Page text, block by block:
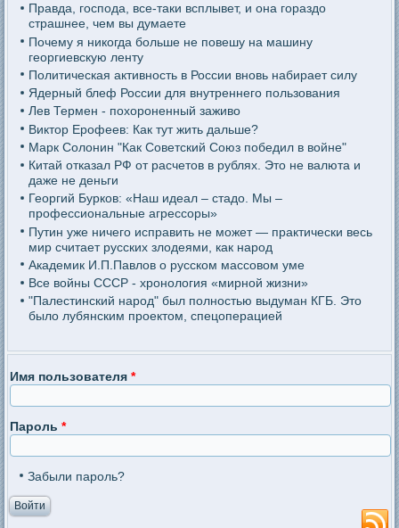
Правда, господа, все-таки всплывет, и она гораздо
страшнее, чем вы думаете
Почему я никогда больше не повешу на машину
георгиевскую ленту
Политическая активность в России вновь набирает силу
Ядерный блеф России для внутреннего пользования
Лев Термен - похороненный заживо
Виктор Ерофеев: Как тут жить дальше?
Марк Солонин "Как Советский Союз победил в войне"
Китай отказал РФ от расчетов в рублях. Это не валюта и
даже не деньги
Георгий Бурков: «Наш идеал – стадо. Мы –
профессиональные агрессоры»
Путин уже ничего исправить не может — практически весь
мир считает русских злодеями, как народ
Академик И.П.Павлов о русском массовом уме
Все войны СССР - хронология «мирной жизни»
"Палестинский народ" был полностью выдуман КГБ. Это
было лубянским проектом, спецоперацией
Имя пользователя*
Пароль*
Забыли пароль?